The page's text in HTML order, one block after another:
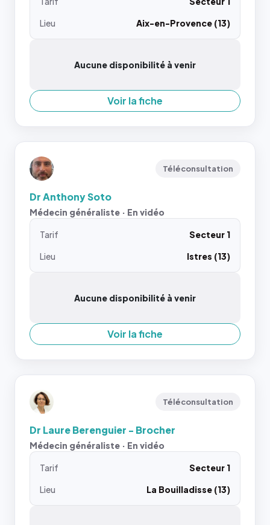
Lieu
Aix-en-Provence (13)
Aucune disponibilité à venir
Voir la fiche
Téléconsultation
Dr Anthony Soto
Médecin généraliste · En vidéo
Tarif
Secteur 1
Lieu
Istres (13)
Aucune disponibilité à venir
Voir la fiche
Téléconsultation
Dr Laure Berenguier - Brocher
Médecin généraliste · En vidéo
Tarif
Secteur 1
Lieu
La Bouilladisse (13)